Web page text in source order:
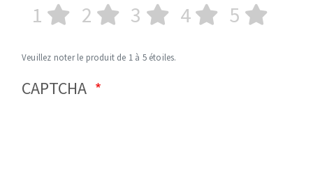
1 2 3 4 5
Veuillez noter le produit de 1 à 5 étoiles.
CAPTCHA